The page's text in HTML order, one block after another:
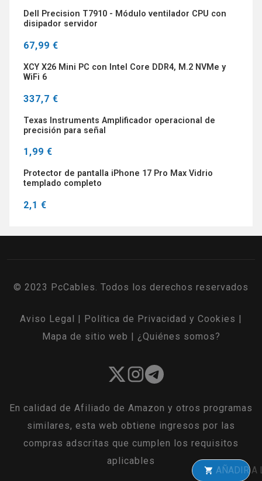
Dell Precision T7910 - Módulo ventilador CPU con
disipador servidor
67,99 €
XCY X26 Mini PC con Intel Core DDR4, M.2 NVMe y
WiFi 6
337,7 €
Texas Instruments Amplificador operacional de
precisión para señal
1,99 €
Protector de pantalla iPhone 17 Pro Max Vidrio
templado completo
2,1 €
AÑADIR A LA
© 2023 PcCables. Todos los derechos reservados
Aviso Legal | Política de Privacidad y Cookies |
Mapa de sitio web | ¿Quiénes somos?
En calidad de Afiliado de Amazon y otros programas
similares, esta web obtiene ingresos por las
compras adscritas que cumplen los requisitos
aplicables